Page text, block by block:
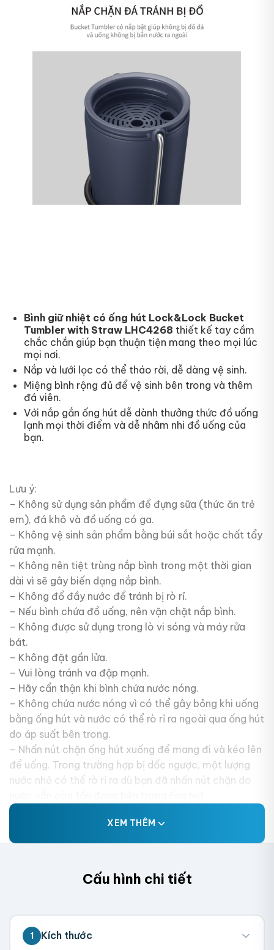
Bình giữ nhiệt có ống hút Lock&Lock Bucket
Tumbler with Straw LHC4268 thiết kế tay cầm
chắc chắn giúp bạn thuận tiện mang theo mọi lúc
mọi nơi.
Nắp và lưới lọc có thể tháo rời, dễ dàng vệ sinh.
Miệng bình rộng đủ để vệ sinh bên trong và thêm
đá viên.
Với nắp gắn ống hút dễ dành thưởng thức đồ uống
lạnh mọi thời điểm và dễ nhâm nhi đồ uống của
bạn.
Lưu ý:
– Không sử dụng sản phẩm để đựng sữa (thức ăn trẻ
em), đá khô và đồ uống có ga.
– Không vệ sinh sản phẩm bằng búi sắt hoặc chất tẩy
rửa mạnh.
– Không nên tiệt trùng nắp bình trong một thời gian
dài vì sẽ gây biến dạng nắp bình.
– Không đổ đầy nước để tránh bị rò rỉ.
– Nếu bình chứa đồ uống, nên vặn chặt nắp bình.
– Không được sử dụng trong lò vi sóng và máy rửa
bát.
– Không đặt gần lửa.
– Vui lòng tránh va đập mạnh.
– Hãy cẩn thận khi bình chứa nước nóng.
– Không chứa nước nóng vì có thể gây bỏng khi uống
bằng ống hút và nước có thể rò rỉ ra ngoài qua ống hút
do áp suất bên trong.
– Nhấn nút chặn ống hút xuống để mang đi và kéo lên
để uống. Trong trường hợp bị dốc ngược, một lượng
nước nhỏ có thể rò rỉ ra dù bạn đã nhấn nút chặn do
XEM THÊM
Cấu hình chi tiết
1 Kích thước